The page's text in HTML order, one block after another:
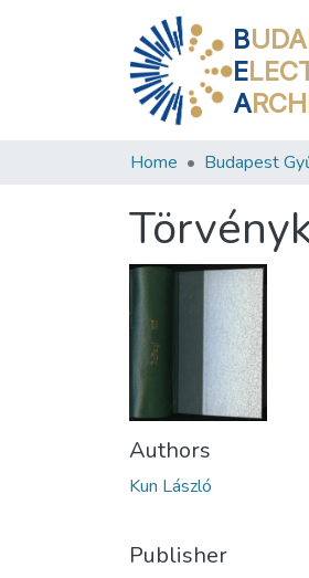
B
E
A
Home Budapest
Authors
Kun László
Publisher